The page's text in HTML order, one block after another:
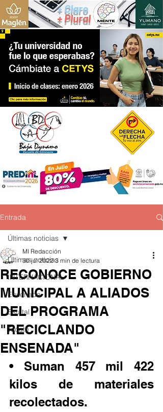
+ Claro
+ Plural
Entrada
Últimas noticias
INTERNACIONAL
Ensenada
Estatal
Tecate
Últimas noticias
RECONOCE GOBIERNO
MUNICIPAL A ALIADOS
DEL PROGRAMA
"RECICLANDO
ENSENADA"
MI Redacción
30 jul 2022 3 min de lectura
• Suman 457 mil 422
kilos de materiales
recolectados.